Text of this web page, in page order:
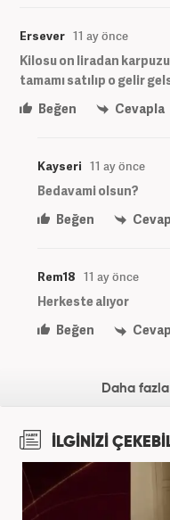
Ersever 11 ay önce
Kilosu on liradan
tamamı satılıp o gelir
Beğen
Cevapla
Kayseri 11 ay önce
Bedavami olsun?
Beğen
Rem18 11 ay önce
Herkeste alıyor
Beğen
Daha
İLGİNİZİ